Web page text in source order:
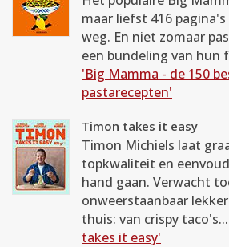
maar liefst 416
weg. En niet zomaar
een bundeling van hun
'Big Mamma - de 150
pastarecepten'
Timon takes it easy
Timon Michiels laat
topkwaliteit en
hand gaan. Verwacht
onweerstaanbaar
thuis: van crispy taco's...
takes it easy'